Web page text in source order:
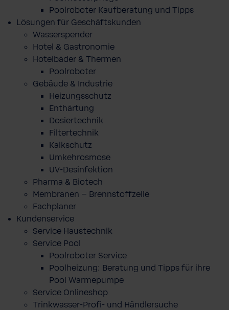
Poolroboter Kaufberatung und Tipps
Lösungen für Geschäftskunden
Wasserspender
Hotel & Gastronomie
Hotelbäder & Thermen
Poolroboter
Gebäude & Industrie
Heizungsschutz
Enthärtung
Dosiertechnik
Filtertechnik
Kalkschutz
Umkehrosmose
UV-Desinfektion
Pharma & Biotech
Membranen – Brennstoffzelle
Fachplaner
Kundenservice
Service Haustechnik
Service Pool
Poolroboter Service
Poolheizung: Beratung und Tipps für ihre
Pool Wärmepumpe
Service Onlineshop
Trinkwasser-Profi- und Händlersuche